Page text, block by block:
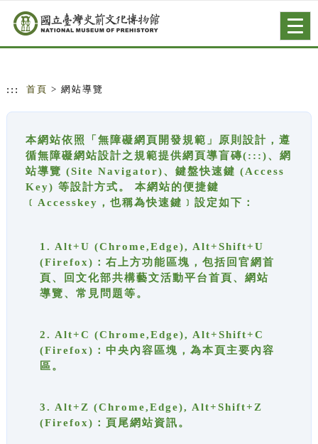
跳到主要內容
網站導覽
::: 首頁 > 網站導覽
本網站依照「無障礙網頁開發規範」原則設計，遵
循無障礙網站設計之規範提供網頁導盲磚(:::)、網
站導覽 (Site Navigator)、鍵盤快速鍵 (Access
Key) 等設計方式。 本網站的便捷鍵
﹝Accesskey，也稱為快速鍵﹞設定如下：
1. Alt+U (Chrome,Edge), Alt+Shift+U
(Firefox)：右上方功能區塊，包括回官網首
頁、回文化部共構藝文活動平台首頁、網站
導覽、常見問題等。
2. Alt+C (Chrome,Edge), Alt+Shift+C
(Firefox)：中央內容區塊，為本頁主要內容
區。
3. Alt+Z (Chrome,Edge), Alt+Shift+Z
(Firefox)：頁尾網站資訊。